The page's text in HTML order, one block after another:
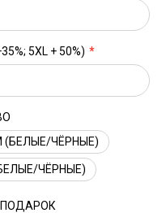
5XL + 50%)
(БЕЛЫЕ/ЧЁРНЫЕ)
ЧЁРНЫЕ)